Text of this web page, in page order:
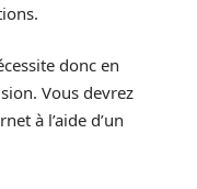
donc en
Vous devrez
à l’aide d’un